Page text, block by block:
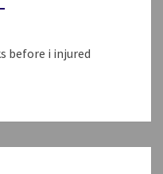
before i injured